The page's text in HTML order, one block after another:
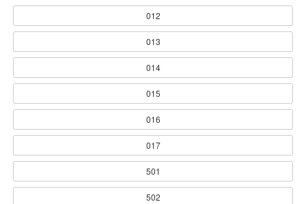
012
013
014
015
016
017
501
502